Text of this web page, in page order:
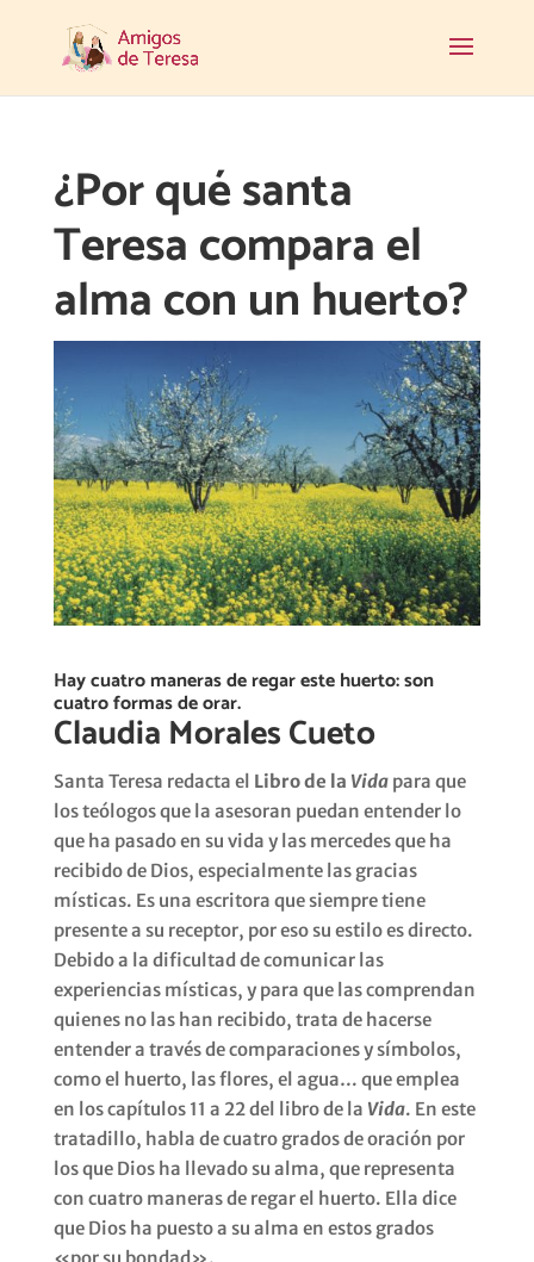
¿Por qué santa
Teresa compara el
alma con un huerto?
Hay cuatro maneras de regar este huerto: son
cuatro formas de orar.
Claudia Morales Cueto
Santa Teresa redacta el Libro de la Vidapara que
los teólogos que la asesoran puedan entender lo
que ha pasado en su vida y las mercedes que ha
recibido de Dios, especialmente las gracias
místicas. Es una escritora que siempre tiene
presente a su receptor, por eso su estilo es directo.
Debido a la dificultad de comunicar las
experiencias místicas, y para que las comprendan
quienes no las han recibido, trata de hacerse
entender a través de comparaciones y símbolos,
como el huerto, las flores, el agua… que emplea
en los capítulos 11 a 22 del libro de la Vida. En este
tratadillo, habla de cuatro grados de oración por
los que Dios ha llevado su alma, que representa
con cuatro maneras de regar el huerto. Ella dice
que Dios ha puesto a su alma en estos grados